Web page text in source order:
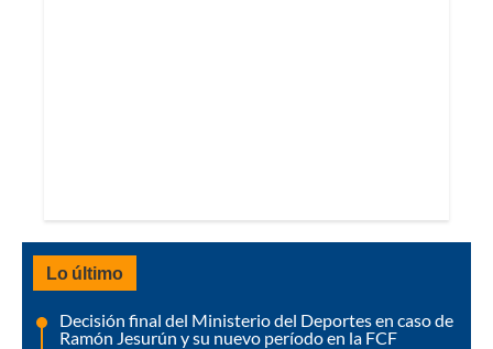
Lo último
Decisión final del Ministerio del Deportes en caso de
Ramón Jesurún y su nuevo período en la FCF